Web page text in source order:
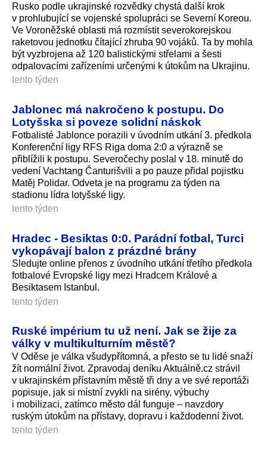
Rusko podle ukrajinské rozvědky chystá další krok
v prohlubující se vojenské spolupráci se Severní Koreou.
Ve Voroněžské oblasti má rozmístit severokorejskou
raketovou jednotku čítající zhruba 90 vojáků. Ta by mohla
být vyzbrojena až 120 balistickými střelami a šesti
odpalovacími zařízeními určenými k útokům na Ukrajinu.
tento týden
Jablonec má nakročeno k postupu. Do
Lotyšska si poveze solidní náskok
Fotbalisté Jablonce porazili v úvodním utkání 3. předkola
Konferenční ligy RFS Riga doma 2:0 a výrazně se
přiblížili k postupu. Severočechy poslal v 18. minutě do
vedení Vachtang Čanturišvili a po pauze přidal pojistku
Matěj Polidar. Odveta je na programu za týden na
stadionu lídra lotyšské ligy.
tento týden
Hradec - Besiktas 0:0. Parádní fotbal, Turci
vykopávají balon z prázdné brány
Sledujte online přenos z úvodního utkání třetího předkola
fotbalové Evropské ligy mezi Hradcem Králové a
Besiktasem Istanbul.
tento týden
Ruské impérium tu už není. Jak se žije za
války v multikulturním městě?
V Oděse je válka všudypřítomná, a přesto se tu lidé snaží
žít normální život. Zpravodaj deníku Aktuálně.cz strávil
v ukrajinském přístavním městě tři dny a ve své reportáži
popisuje, jak si místní zvykli na sirény, výbuchy
i mobilizaci, zatímco město dál funguje – navzdory
ruským útokům na přístavy, dopravu i každodenní život.
tento týden